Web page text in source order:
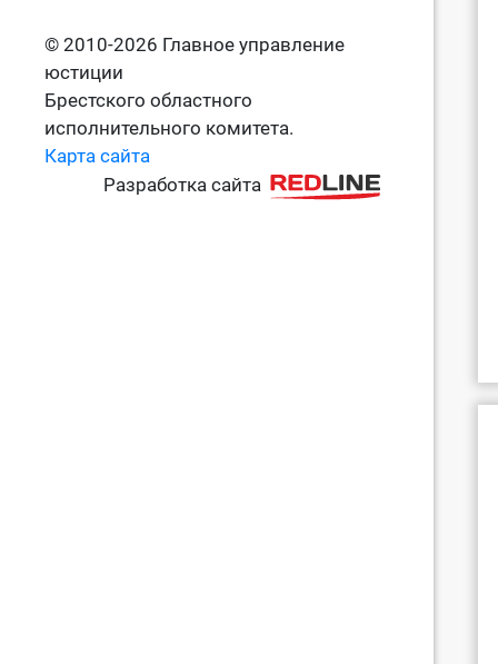
© 2010-2026 Главное управление
юстиции
Брестского областного
исполнительного комитета.
Карта сайта
Разработка сайта